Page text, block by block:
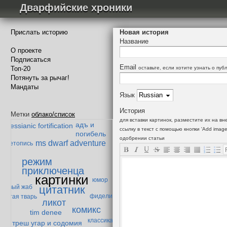
Дварфийские хроники
Прислать историю
О проекте
Подписаться
Топ-20
Потянуть за рычаг!
Мандаты
Метки облако/список
картинки
цитатник
режим
приключенца
ликот
комикс
ms dwarf adventure
треш угар и содомия
tim denee
адъ и
погибель
messianic fortification
фиделис
классика
теория превосходства
гоблокрепость
юмор
летопись
тварь
жаб
Новая история
Название
Email оставьте, если хотите узнать о
Язык
История
для вставки картинок, разместите их на
ссылку в текст с помощью кнопки 'Add
одобрении статьи